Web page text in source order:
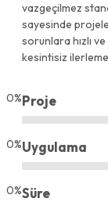
vazgeçilmez
sayesinde
sorunlara hızlı
kesintisiz
Proje
0%
Uygulama
0%
Süre
0%